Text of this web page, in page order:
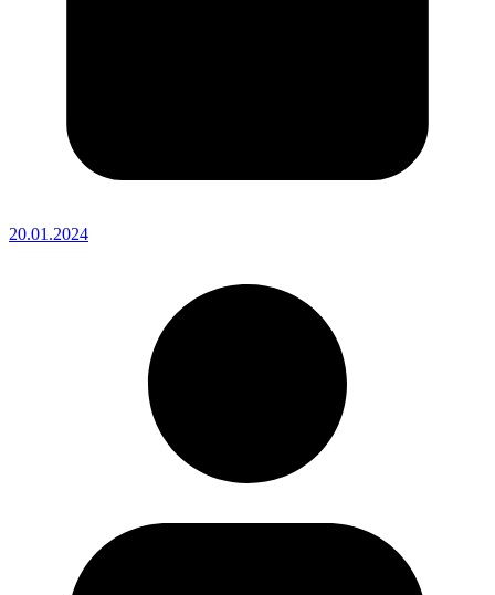
20.01.2024